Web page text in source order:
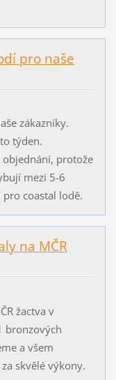
pro naše
zákazníky.
týden.
protože
mezi 5-6
coastal lodě.
na MČR
žactva v
bronzových
a všem
skvělé výkony.